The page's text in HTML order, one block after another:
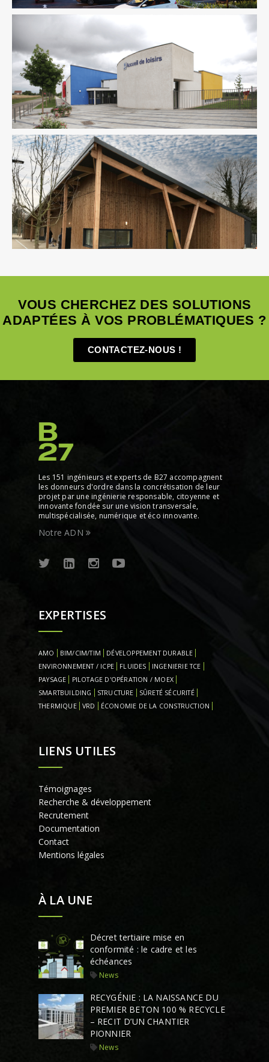
Équipement Public Ingenierie TCE
Équipement Public Fluides Ingenierie TCE Pilotage
D'opération / MOEX Structure VRD
VOUS CHERCHEZ DES SOLUTIONS
ADAPTÉES À VOS PROBLÉMATIQUES ?
CONTACTEZ-NOUS !
Les 151 ingénieurs et experts de B27 accompagnent
les donneurs d'ordre dans la concrétisation de leur
projet par une ingénierie responsable, citoyenne et
innovante fondée sur une vision transversale,
multispécialisée, numérique et éco innovante.
Notre ADN
EXPERTISES
AMO BIM/CIM/TIM
DÉVELOPPEMENT DURABLE
ENVIRONNEMENT / ICPE
FLUIDES
INGENIERIE TCE
PAYSAGE
PILOTAGE D'OPÉRATION / MOEX
SMARTBUILDING
STRUCTURE
SÛRETÉ SÉCURITÉ
THERMIQUE
VRD ÉCONOMIE DE LA CONSTRUCTION
LIENS UTILES
Témoignages
Recherche & développement
Recrutement
Documentation
Contact
Mentions légales
À LA UNE
Décret tertiaire mise en
conformité : le cadre et les
échéances
News
RECYGÉNIE : LA NAISSANCE DU
PREMIER BETON 100 % RECYCLE
– RECIT D’UN CHANTIER
PIONNIER
News